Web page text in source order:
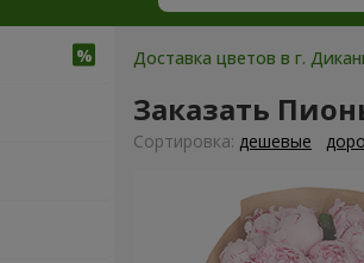
Доставка цветов в г.
Заказать
Cортировка: дешевые